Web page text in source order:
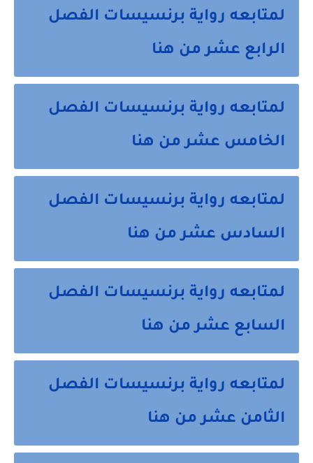
لمتابعه رواية برنسيسات الفصل
الرابع عشر من هنا
لمتابعه رواية برنسيسات الفصل
الخامس عشر من هنا
لمتابعه رواية برنسيسات الفصل
السادس عشر من هنا
لمتابعه رواية برنسيسات الفصل
السابع عشر من هنا
لمتابعه رواية برنسيسات الفصل
الثامن عشر من هنا